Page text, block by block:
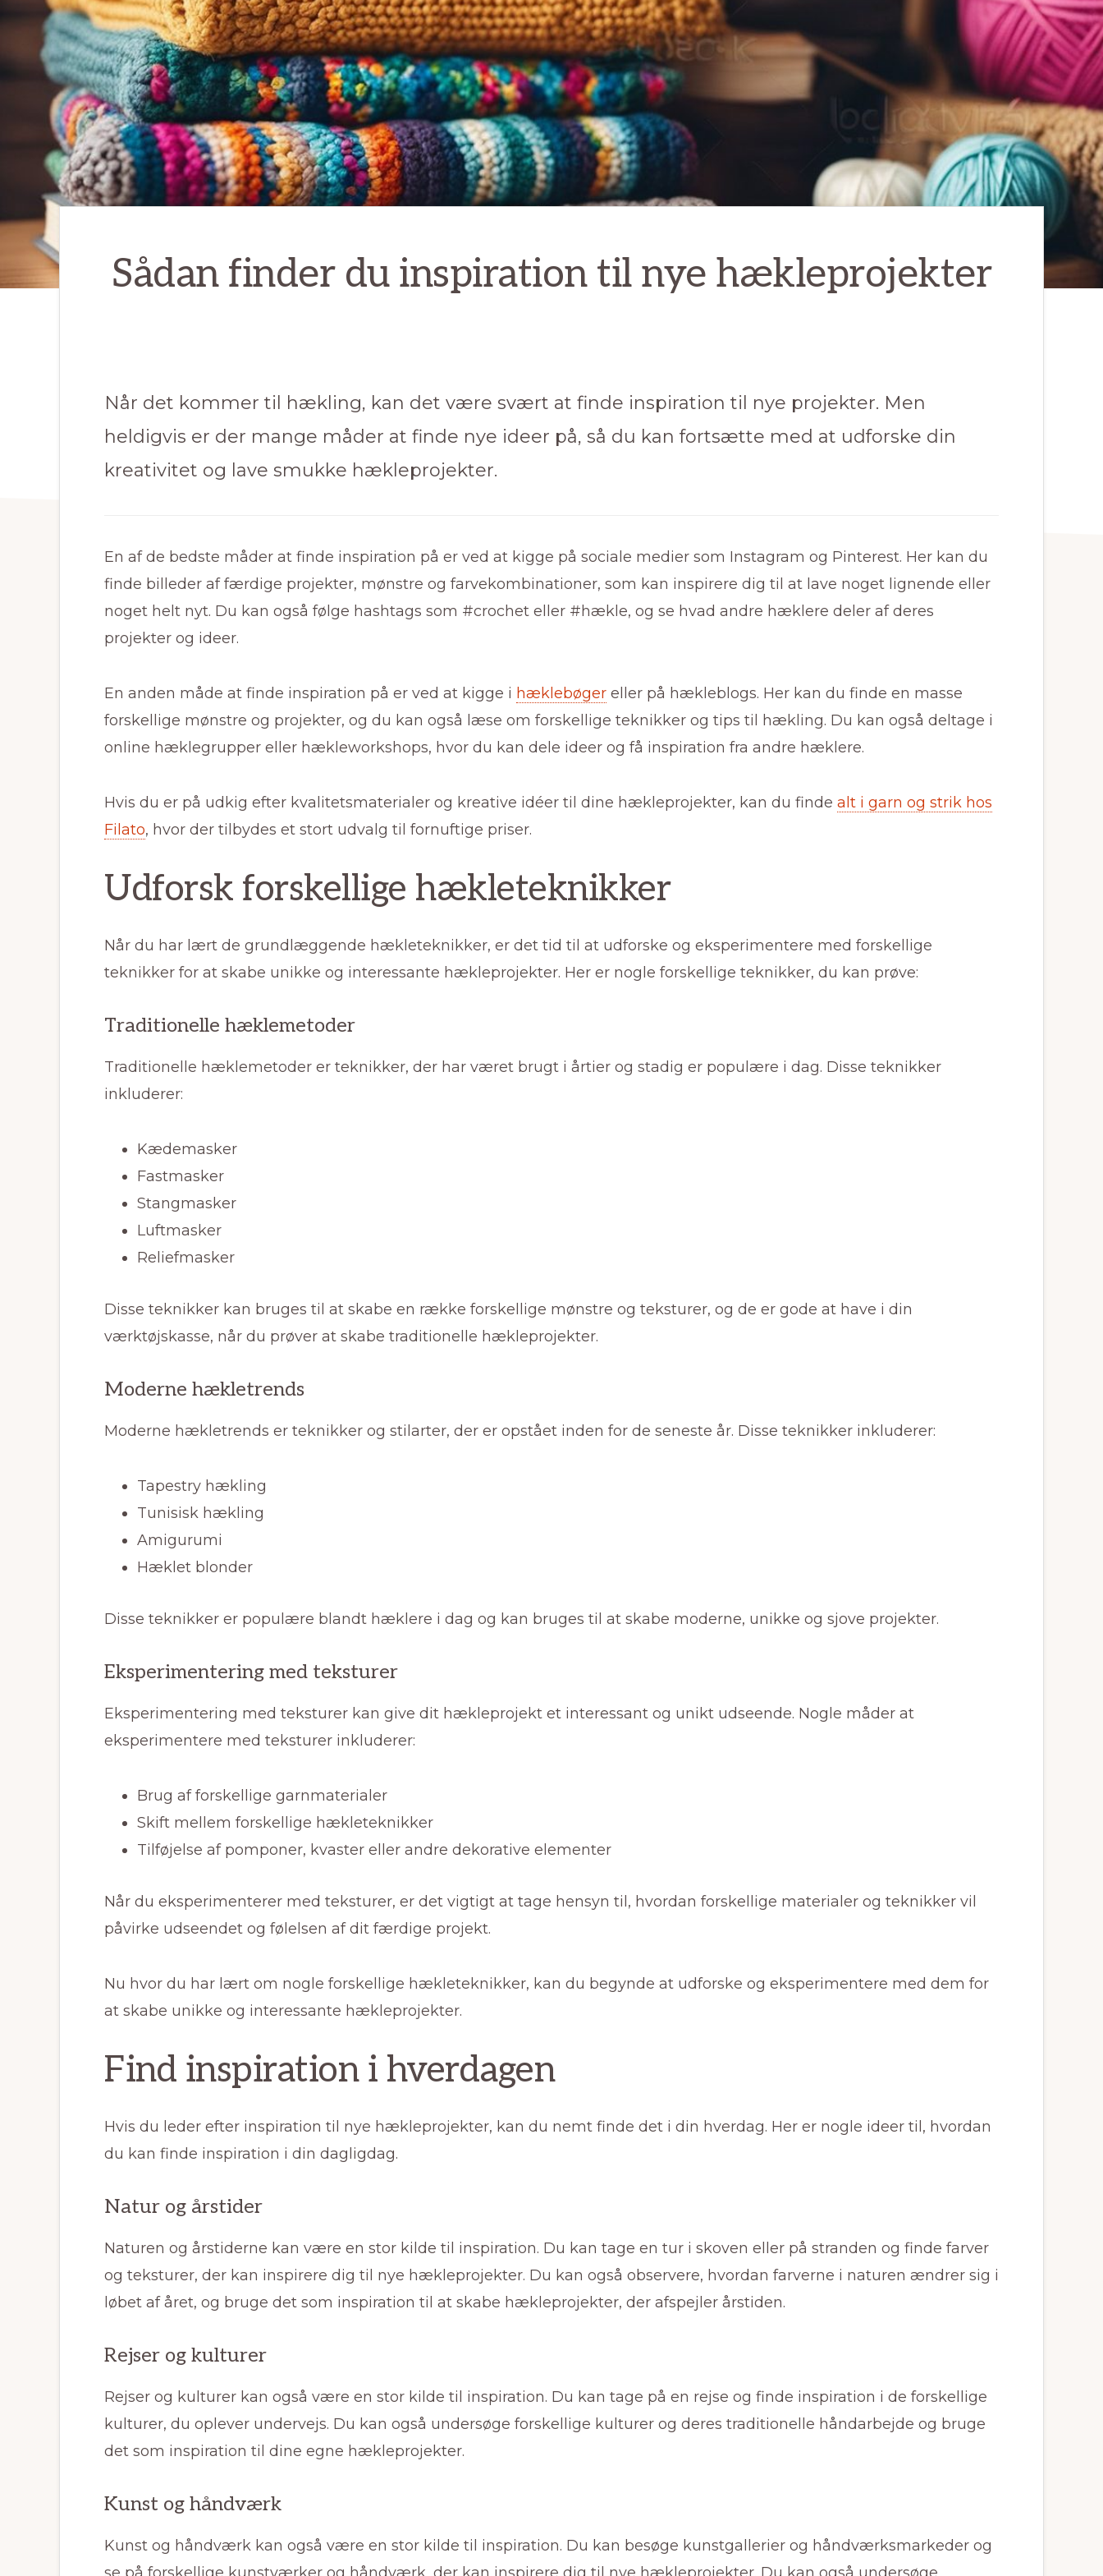
Sådan finder du inspiration til nye hækleprojekter
Når det kommer til hækling, kan det være svært at finde inspiration til nye projekter. Men
heldigvis er der mange måder at finde nye ideer på, så du kan fortsætte med at udforske din
kreativitet og lave smukke hækleprojekter.
En af de bedste måder at finde inspiration på er ved at kigge på sociale medier som Instagram og Pinterest. Her kan du
finde billeder af færdige projekter, mønstre og farvekombinationer, som kan inspirere dig til at lave noget lignende eller
noget helt nyt. Du kan også følge hashtags som #crochet eller #hækle, og se hvad andre hæklere deler af deres
projekter og ideer.
En anden måde at finde inspiration på er ved at kigge i hæklebøger eller på hækleblogs. Her kan du finde en masse
forskellige mønstre og projekter, og du kan også læse om forskellige teknikker og tips til hækling. Du kan også deltage i
online hæklegrupper eller hækleworkshops, hvor du kan dele ideer og få inspiration fra andre hæklere.
Hvis du er på udkig efter kvalitetsmaterialer og kreative idéer til dine hækleprojekter, kan du finde alt i garn og strik hos
Filato, hvor der tilbydes et stort udvalg til fornuftige priser.
Udforsk forskellige hækleteknikker
Når du har lært de grundlæggende hækleteknikker, er det tid til at udforske og eksperimentere med forskellige
teknikker for at skabe unikke og interessante hækleprojekter. Her er nogle forskellige teknikker, du kan prøve:
Traditionelle hæklemetoder
Traditionelle hæklemetoder er teknikker, der har været brugt i årtier og stadig er populære i dag. Disse teknikker
inkluderer:
Kædemasker
Fastmasker
Stangmasker
Luftmasker
Reliefmasker
Disse teknikker kan bruges til at skabe en række forskellige mønstre og teksturer, og de er gode at have i din
værktøjskasse, når du prøver at skabe traditionelle hækleprojekter.
Moderne hækletrends
Moderne hækletrends er teknikker og stilarter, der er opstået inden for de seneste år. Disse teknikker inkluderer:
Tapestry hækling
Tunisisk hækling
Amigurumi
Hæklet blonder
Disse teknikker er populære blandt hæklere i dag og kan bruges til at skabe moderne, unikke og sjove projekter.
Eksperimentering med teksturer
Eksperimentering med teksturer kan give dit hækleprojekt et interessant og unikt udseende. Nogle måder at
eksperimentere med teksturer inkluderer:
Brug af forskellige garnmaterialer
Skift mellem forskellige hækleteknikker
Tilføjelse af pomponer, kvaster eller andre dekorative elementer
Når du eksperimenterer med teksturer, er det vigtigt at tage hensyn til, hvordan forskellige materialer og teknikker vil
påvirke udseendet og følelsen af dit færdige projekt.
Nu hvor du har lært om nogle forskellige hækleteknikker, kan du begynde at udforske og eksperimentere med dem for
at skabe unikke og interessante hækleprojekter.
Find inspiration i hverdagen
Hvis du leder efter inspiration til nye hækleprojekter, kan du nemt finde det i din hverdag. Her er nogle ideer til, hvordan
du kan finde inspiration i din dagligdag.
Natur og årstider
Naturen og årstiderne kan være en stor kilde til inspiration. Du kan tage en tur i skoven eller på stranden og finde farver
og teksturer, der kan inspirere dig til nye hækleprojekter. Du kan også observere, hvordan farverne i naturen ændrer sig i
løbet af året, og bruge det som inspiration til at skabe hækleprojekter, der afspejler årstiden.
Rejser og kulturer
Rejser og kulturer kan også være en stor kilde til inspiration. Du kan tage på en rejse og finde inspiration i de forskellige
kulturer, du oplever undervejs. Du kan også undersøge forskellige kulturer og deres traditionelle håndarbejde og bruge
det som inspiration til dine egne hækleprojekter.
Kunst og håndværk
Kunst og håndværk kan også være en stor kilde til inspiration. Du kan besøge kunstgallerier og håndværksmarkeder og